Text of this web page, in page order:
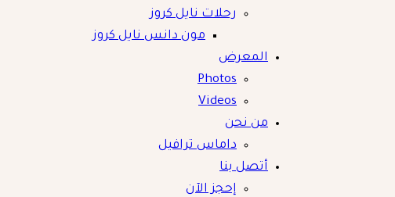
رحلات نايل كروز
مون دانس نايل كروز
المعرض
Photos
Videos
من نحن
داماس ترافيل
أتصل بنا
إحجز الآن